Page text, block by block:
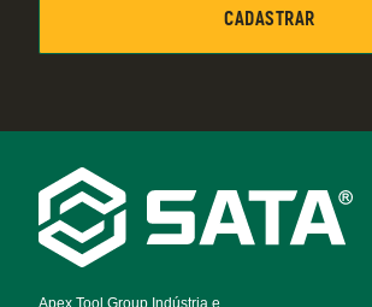
Footer
Navigation
Apex Tool Group Indústria e